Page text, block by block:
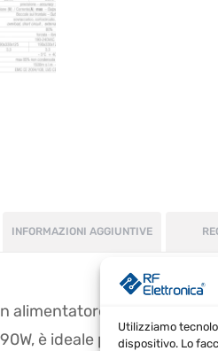
Utilizziamo
dispositivo. Lo
INFORMAZIONI AGGIUNTIVE
alimentatore switching di
è ideale per una vasta